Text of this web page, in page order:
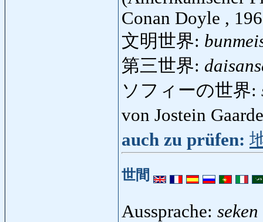
Conan Doyle ,
文明世界:
第三世界:
ソフィーの世界:
von Jostein
auch zu prüfen:
世間
Aussprache: seken